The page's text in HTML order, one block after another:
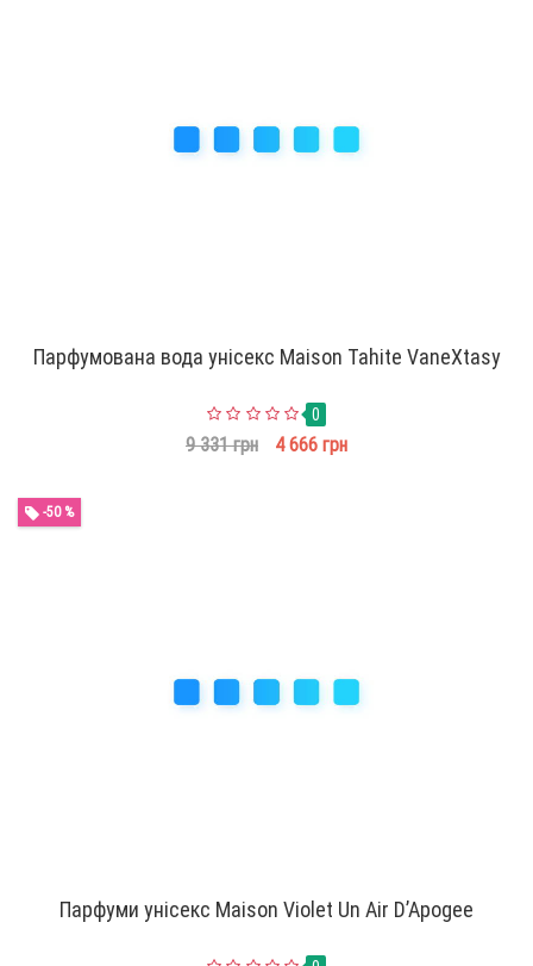
Парфумована вода унісекс Maison Tahite VaneXtasy
0
9 331 грн 4 666 грн
-50 %
Парфуми унісекс Maison Violet Un Air D’Apogee